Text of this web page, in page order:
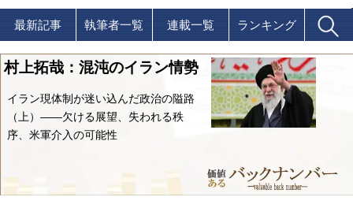
最新記事 執筆者一覧 連載一覧 ランキング
村上拓哉：混沌のイラン情勢
イラン現体制が迷い込んだ政治の隘路
（上）――欠ける展望、失われる秩
序、米軍介入の可能性